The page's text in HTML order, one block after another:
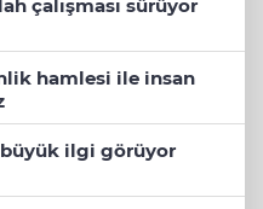
çalışması sürüyor
hamlesi ile insan
büyük ilgi görüyor